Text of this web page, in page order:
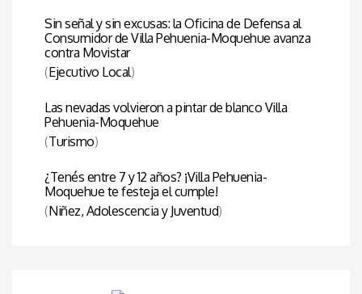
Sin señal y sin excusas: la Oficina de Defensa al
Consumidor de Villa Pehuenia-Moquehue avanza
contra Movistar
(Ejecutivo Local)
Las nevadas volvieron a pintar de blanco Villa
Pehuenia-Moquehue
(Turismo)
¿Tenés entre 7 y 12 años? ¡Villa Pehuenia-
Moquehue te festeja el cumple!
(Niñez, Adolescencia y Juventud)